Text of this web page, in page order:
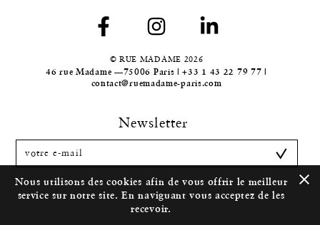
© RUE MADAME 2026
46 rue Madame —75006 Paris | +33 1 43 22 79 77 |
contact@ruemadame-paris.com
Newsletter
Nous utilisons des cookies afin de vous offrir le meilleur
service sur notre site. En naviguant vous acceptez de les
recevoir.